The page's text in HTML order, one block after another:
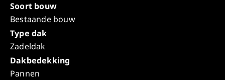
Soort bouw
Bestaande bouw
Type dak
Zadeldak
Dakbedekking
Pannen